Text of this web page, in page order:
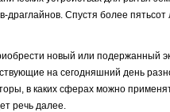
драглайнов. Спустя более
новый или подержанный
на сегодняшний день
в каких сферах можно
речь далее.